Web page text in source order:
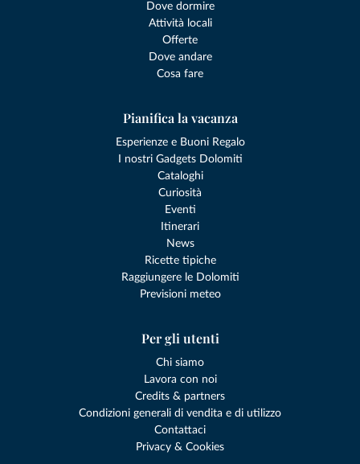
Dove dormire
Attività locali
Offerte
Dove andare
Cosa fare
Pianifica la vacanza
Esperienze e Buoni Regalo
I nostri Gadgets Dolomiti
Cataloghi
Curiosità
Eventi
Itinerari
News
Ricette tipiche
Raggiungere le Dolomiti
Previsioni meteo
Per gli utenti
Chi siamo
Lavora con noi
Credits & partners
Condizioni generali di vendita e di utilizzo
Contattaci
Privacy & Cookies